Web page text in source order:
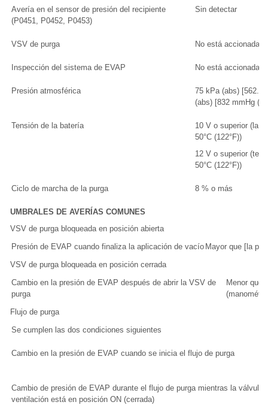
Avería en el sensor de presión del recipiente
(P0451, P0452, P0453)
Sin detectar
VSV de purga No está accionada
Inspección del sistema de EVAP No está accionada
Presión atmosférica
75 kPa (abs) [562.5
(abs) [832 mmHg
Tensión de la batería
10 V o superior (la
50°C (122°F))
12 V o superior
50°C (122°F))
Ciclo de marcha de la purga 8 % o más
UMBRALES DE AVERÍAS COMUNES
VSV de purga bloqueada en posición abierta
Presión de EVAP cuando finaliza la aplicación de vacío Mayor que [la
VSV de purga bloqueada en posición cerrada
Cambio en la presión de EVAP después de abrir la VSV de
purga
Menor que
Flujo de purga
Se cumplen las dos condiciones siguientes
Cambio en la presión de EVAP cuando se inicia el flujo de purga
Cambio de presión de EVAP durante el flujo de purga mientras la válvula
ventilación está en posición ON (cerrada)